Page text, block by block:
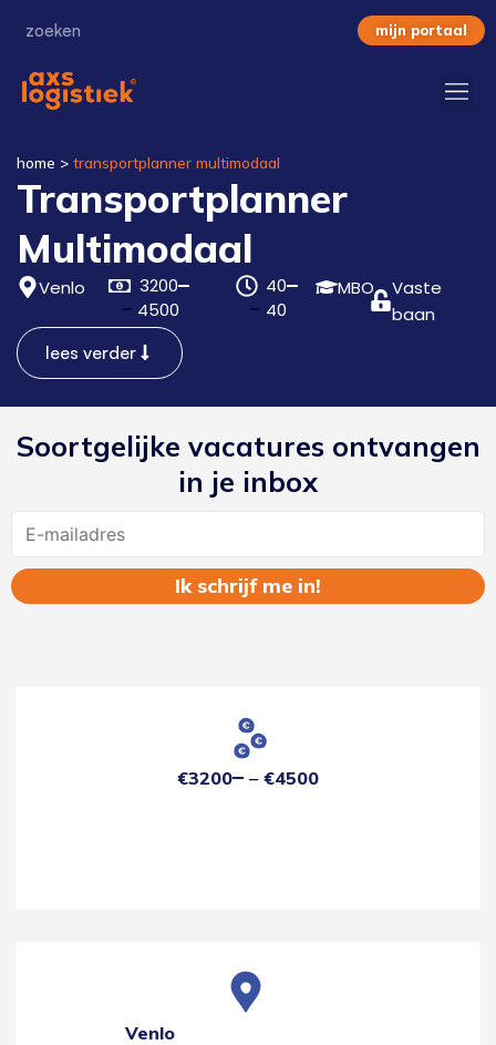
mijn portaal
home > transportplanner multimodaal
Transportplanner
Multimodaal
Venlo
3200
4500
40
40
MBO
Vaste
baan
lees verder
Soortgelijke vacatures ontvangen
in je inbox
€3200 €4500
Venlo